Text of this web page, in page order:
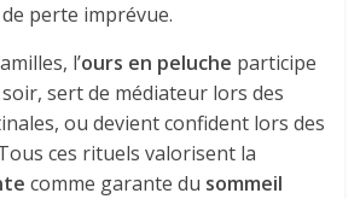
perte imprévue.
l’ours en peluche participe
sert de médiateur lors des
ou devient confident lors des
ces rituels valorisent la
comme garante du sommeil